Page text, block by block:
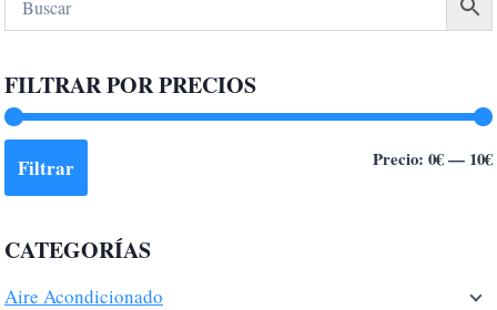
FILTRAR POR PRECIOS
Filtrar Precio: 0€— 10€
CATEGORÍAS
Aire Acondicionado